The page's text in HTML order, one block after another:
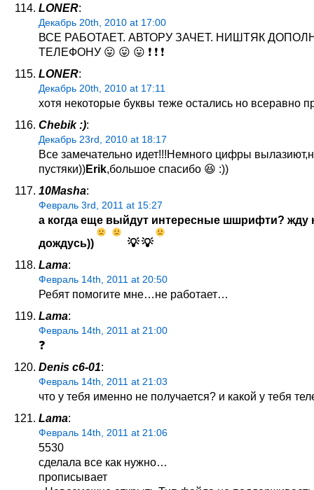
LONER:
Декабрь 20th, 2010 at 17:00
ВСЕ РАБОТАЕТ. АВТОРУ ЗАЧЕТ. НИШТЯК
ТЕЛЕФОНУ 😛 😛 😛 ❗ ❗ ❗
LONER:
Декабрь 20th, 2010 at 17:11
хотя некоторые буквы теже остались но всеравно
Chebik :):
Декабрь 23rd, 2010 at 18:17
Все замечательно идет!!!Немного цифры
пустяки))Erik,большое спасибо 😆 :))
10Masha:
Февраль 3rd, 2011 at 15:27
а когда еще выйдут интересные шшрифти? жду
дождусь))
💡 💡
Lama:
Февраль 14th, 2011 at 20:50
Ребят помогите мне…не работает…
Lama:
Февраль 14th, 2011 at 21:00
❓
Denis c6-01:
Февраль 14th, 2011 at 21:03
что у тебя именно не получается? и какой у тебя
Lama:
Февраль 14th, 2011 at 21:06
5530
сделала все как нужно…
прописывает